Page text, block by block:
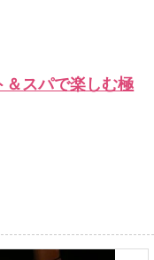
＆スパで楽しむ極